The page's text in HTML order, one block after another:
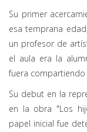
Su primer
esa temprana
un profesor de
el aula era la
fuera
Su debut en la
en la obra "Los
papel inicial fue